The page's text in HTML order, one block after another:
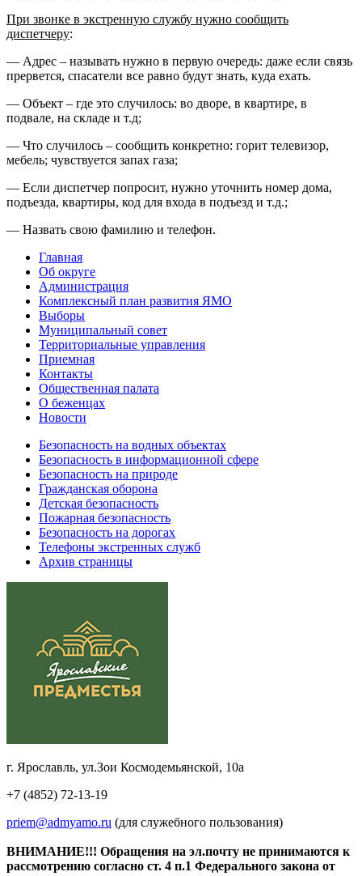
При звонке в экстренную службу нужно сообщить
диспетчеру:
— Адрес – называть нужно в первую очередь: даже если связь
прервется, спасатели все равно будут знать, куда ехать.
— Объект – где это случилось: во дворе, в квартире, в
подвале, на складе и т.д;
— Что случилось – сообщить конкретно: горит телевизор,
мебель; чувствуется запах газа;
— Если диспетчер попросит, нужно уточнить номер дома,
подъезда, квартиры, код для входа в подъезд и т.д.;
— Назвать свою фамилию и телефон.
Главная
Об округе
Администрация
Комплексный план развития ЯМО
Выборы
Муниципальный совет
Территориальные управления
Приемная
Контакты
Общественная палата
О беженцах
Новости
Безопасность на водных объектах
Безопасность в информационной сфере
Безопасность на природе
Гражданская оборона
Детская безопасность
Пожарная безопасность
Безопасность на дорогах
Телефоны экстренных служб
Архив страницы
г. Ярославль, ул.Зои Космодемьянской, 10а
+7 (4852) 72-13-19
priem@admyamo.ru (для служебного пользования)
ВНИМАНИЕ!!! Обращения на эл.почту не принимаются к
рассмотрению согласно ст. 4 п.1 Федерального закона от